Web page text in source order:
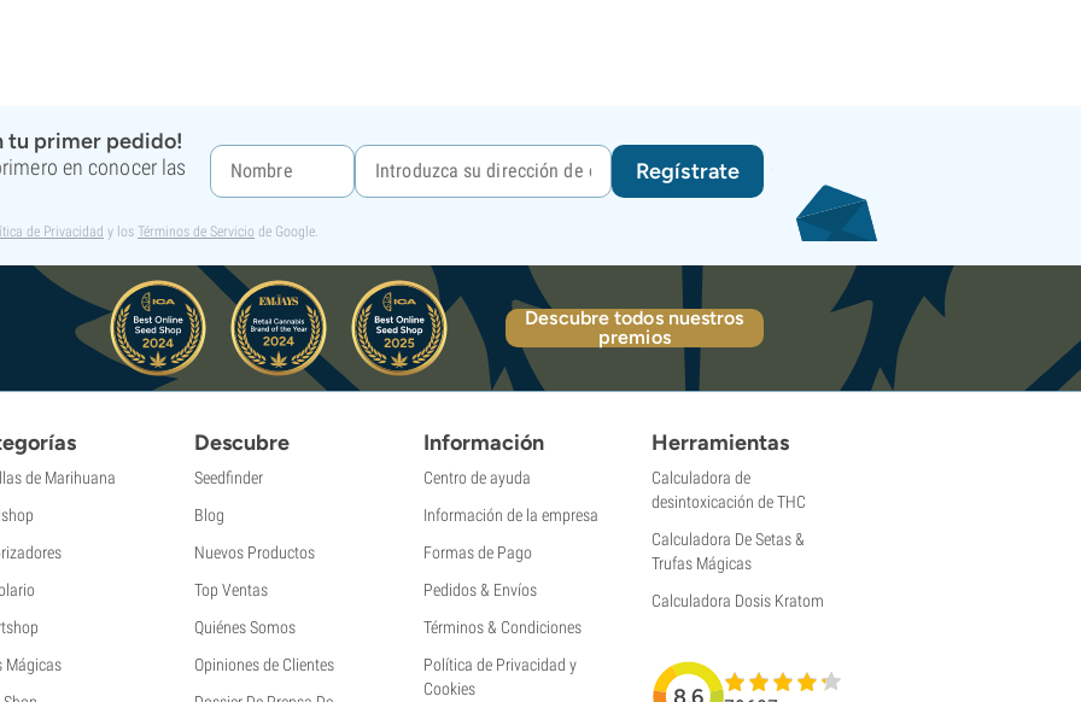
tu primer pedido!
en conocer las
Regístrate
de Privacidad y los Términos de Servicio de Google.
Descubre todos nuestros
premios
de Marihuana
Mágicas
Descubre
Seedfinder
Blog
Nuevos Productos
Top Ventas
Quiénes Somos
Opiniones de Clientes
Información
Centro de ayuda
Información de la empresa
Formas de Pago
Pedidos & Envíos
Términos & Condiciones
Política de Privacidad y
Cookies
Herramientas
Calculadora de
desintoxicación de THC
Calculadora De Setas &
Trufas Mágicas
Calculadora Dosis Kratom
8.6